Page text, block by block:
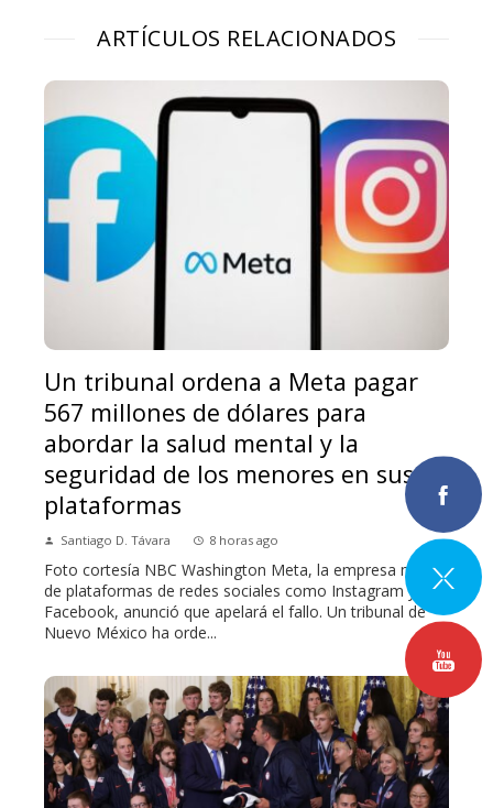
ARTÍCULOS RELACIONADOS
Un tribunal ordena a Meta pagar
567 millones de dólares para
abordar la salud mental y la
seguridad de los menores en sus
plataformas
Santiago D. Távara 8 horas ago
Foto cortesía NBC Washington Meta, la empresa matriz
de plataformas de redes sociales como Instagram y
Facebook, anunció que apelará el fallo. Un tribunal de
Nuevo México ha orde...